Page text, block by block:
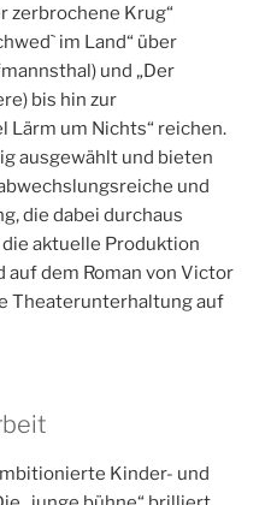
zerbrochene Krug“
im Land“ über
und „Der
bis hin zur
Lärm um Nichts“ reichen.
ausgewählt und bieten
und
die dabei durchaus
aktuelle Produktion
auf dem Roman von Victor
Theaterunterhaltung auf
Kinder- und